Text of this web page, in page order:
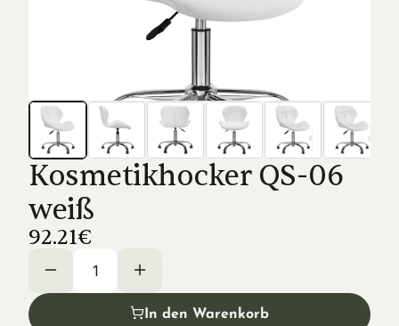
Einrichtung Studio
Desinfektion
Alix Beauty
Ästhetik
Luxmer
Contact
FAQs
Orders & Returns
Shipping & Delivery
Support
Kosmetikhocker QS-06
weiß
92.21€
In den Warenkorb